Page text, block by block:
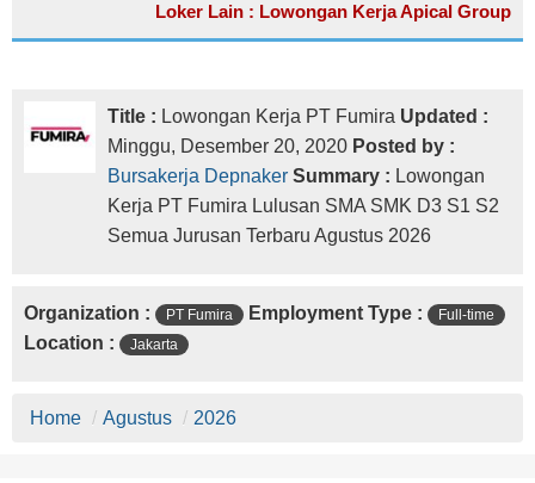
Loker Lain : Lowongan Kerja Apical Group
Title : Lowongan Kerja PT Fumira Updated :
Minggu, Desember 20, 2020 Posted by :
Bursakerja Depnaker Summary : Lowongan
Kerja PT Fumira Lulusan SMA SMK D3 S1 S2
Semua Jurusan Terbaru Agustus 2026
Organization : PT Fumira Employment Type : Full-time
Location : Jakarta
Home / Agustus / 2026